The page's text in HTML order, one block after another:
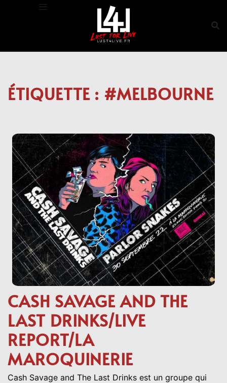
ÉTIQUETTE : #MELBOURNE
CASH SAVAGE AND THE
LAST DRINKS/LIVE
REPORT/LA
MAROQUINERIE
Cash Savage and The Last Drinks est un groupe qui